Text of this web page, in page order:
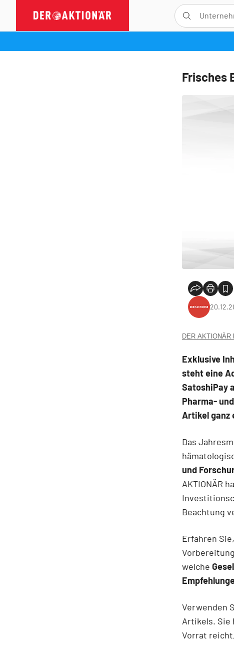
Frisches
DER AKTIONÄR
Exklusive
steht eine
SatoshiPay
Pharma-
Artikel ganz
Das
und
AKTIONÄR
Beachtung
Erfahren
welche
Verwenden
Artikels. Sie
Vorrat